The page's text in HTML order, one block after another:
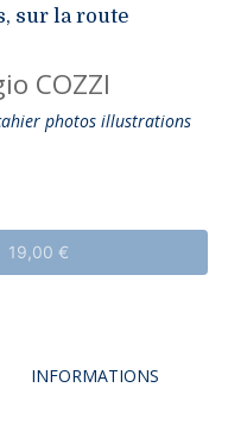
sur la route
COZZI
photos illustrations
19,00 €
INFORMATIONS